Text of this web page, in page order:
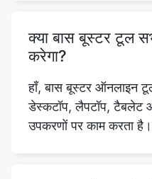
हाँ, बास बूस्टर ऑनलाइन
डेस्कटॉप, लैपटॉप, टैबलेट
उपकरणों पर काम करता है।
क्या डाउनलोड या